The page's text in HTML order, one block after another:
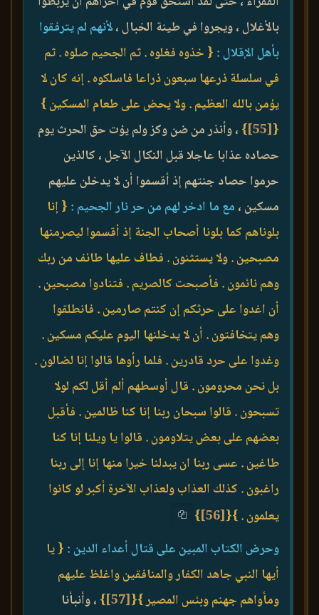
بالأغلال ، ويجروا في طينة الخبال ،لأنهم لم يترفقوا
بأهل الإقلال : { خذوه فغلوه . ثم الجحيم صلوه . ثم
في سلسلة ذرعها سبعون ذراعا فاسلكوه . إنه كان لا
يؤمن بالله العظيم . ولا يحض على طعام المسكين }
{
[55]
} ، وأنذر من ضن وكز ولم يؤت حق الحرث يوم
حصاده عذابا عاجلا قبل النكال الآجل ، كالذين
حرموا حصاد جنتهم إذ أقسموا أن لا يدخلن عليهم
مسكين ، مع ما ادخر لهم من حر نار الجحيم : { إنا
بلوناهم كما بلونا أصحاب الجنة إذ أقسموا ليصرمنها
مصبحين . ولا يستثنون . فطاف عليها طائف من ربك
وهم نائمون . فأصبحت كالصريم . فتنادوا مصبحين .
أن اغدوا على حرثكم إن كنتم صارمين . فانطلقوا
وهم يتخافتون . أن لا يدخلنها اليوم عليكم مسكين .
وغدوا على حرد قادرين . فلما رأوها قالوا إنا لضالون .
بل نحن محرومون . قال أوسطهم ألم أقل لكم لولا
تسبحون . قالوا سبحان ربنا إنا كنا ظالمين . فأقبل
بعضهم على بعض يتلاومون . قالوا يا ويلنا إنا كنا
طاغين . عسى ربنا ان يبدلنا خيرا منها إنا إلى ربنا
راغبون . كذلك العذاب ولعذاب الآخرة أكبر لو كانوا
يعلمون . }{
[56]
}
وحرض الكتاب المبين على قتال أعداء الدين : { يا
أيها النبي جاهد الكفار والمنافقين واغلظ عليهم
ومأواهم جهنم وبئس المصير }{
[57]
} ، وأنبأنا